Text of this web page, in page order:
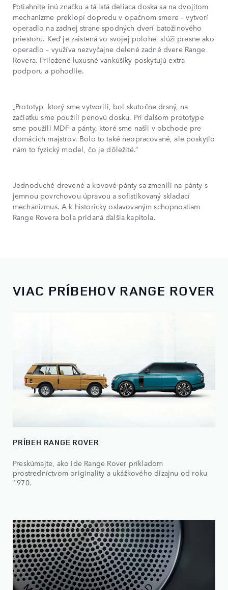
Potiahnite inú značku a tá istá deliaca doska sa na dvojitom
mechanizme preklopí dopredu v opačnom smere – vytvorí
operadlo na zadnej strane spodných dverí batožinového
priestoru. Keď je zaistená vo svojej polohe, slúži presne ako
operadlo – využíva nezvyčajne delené zadné dvere Range
Rovera. Priložené luxusné vankúšiky poskytujú extra
podporu a pohodlie.
„Prototyp, ktorý sme vytvorili, bol skutočne drsný, na
začiatku sme použili penovú dosku. Pri ďalšom prototype
sme použili MDF a pánty, ktoré sme našli v obchode pre
domácich majstrov. Bolo to také neopracované, ale poskytlo
nám to fyzický model, čo je dôležité.“
Jednoduché drevené a kovové pánty sa zmenili na pánty s
jemnou povrchovou úpravou a sofistikovaný skladací
mechanizmus. A k historicky oslavovaným schopnostiam
Range Rovera bola pridaná ďalšia kapitola.
VIAC PRÍBEHOV RANGE ROVER
PRÍBEH RANGE ROVER
Preskúmajte, ako ide Range Rover príkladom
prostredníctvom originality a ukážkového dizajnu od roku
1970.